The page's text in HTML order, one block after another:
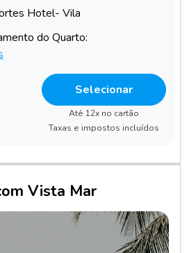
Hotel- Vila
do Quarto:
Selecionar
Até 12x no cartão
Taxas e impostos incluídos
Vista Mar